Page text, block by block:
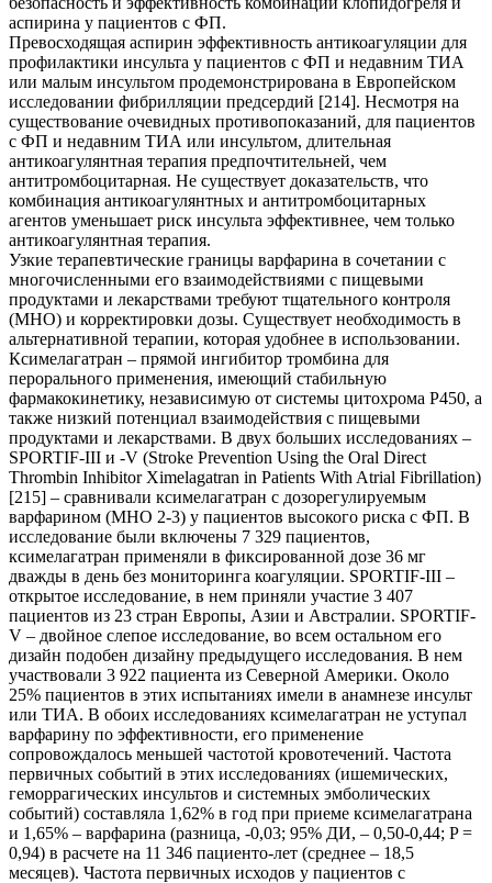
аспирина у пациентов с ФП.
Превосходящая аспирин эффективность антикоагуляции для
профилактики инсульта у пациентов с ФП и недавним ТИА
или малым инсультом продемонстрирована в Европейском
исследовании фибрилляции предсердий [214]. Несмотря на
существование очевидных противопоказаний, для пациентов
с ФП и недавним ТИА или инсультом, длительная
антикоагулянтная терапия предпочтительней, чем
антитромбоцитарная. Не существует доказательств, что
комбинация антикоагулянтных и антитромбоцитарных
агентов уменьшает риск инсульта эффективнее, чем только
антикоагулянтная терапия.
Узкие терапевтические границы варфарина в сочетании с
многочисленными его взаимодействиями с пищевыми
продуктами и лекарствами требуют тщательного контроля
(МНО) и корректировки дозы. Существует необходимость в
альтернативной терапии, которая удобнее в использовании.
Ксимелагатран – прямой ингибитор тромбина для
перорального применения, имеющий стабильную
фармакокинетику, независимую от системы цитохрома P450, а
также низкий потенциал взаимодействия с пищевыми
продуктами и лекарствами. В двух больших исследованиях –
SPORTIF-III и -V (Stroke Prevention Using the Oral Direct
Thrombin Inhibitor Ximelagatran in Patients With Atrial Fibrillation)
[215] – сравнивали ксимелагатран с дозорегулируемым
варфарином (МНО 2-3) у пациентов высокого риска с ФП. В
исследование были включены 7 329 пациентов,
ксимелагатран применяли в фиксированной дозе 36 мг
дважды в день без мониторинга коагуляции. SPORTIF-III –
открытое исследование, в нем приняли участие 3 407
пациентов из 23 стран Европы, Азии и Австралии. SPORTIF-
V – двойное слепое исследование, во всем остальном его
дизайн подобен дизайну предыдущего исследования. В нем
участвовали 3 922 пациента из Северной Америки. Около
25% пациентов в этих испытаниях имели в анамнезе инсульт
или ТИА. В обоих исследованиях ксимелагатран не уступал
варфарину по эффективности, его применение
сопровождалось меньшей частотой кровотечений. Частота
первичных событий в этих исследованиях (ишемических,
геморрагических инсультов и системных эмболических
событий) составляла 1,62% в год при приеме ксимелагатрана
и 1,65% – варфарина (разница, -0,03; 95% ДИ, – 0,50-0,44; P =
0,94) в расчете на 11 346 пациенто-лет (среднее – 18,5
месяцев). Частота первичных исходов у пациентов с